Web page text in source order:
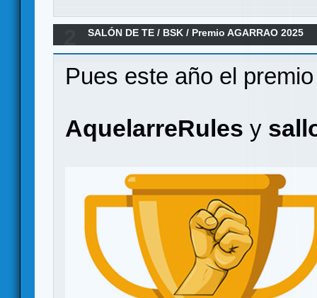
SALÓN DE TE / BSK / Premio AGARRAO 2025
Pues este año el
AquelarreRules y